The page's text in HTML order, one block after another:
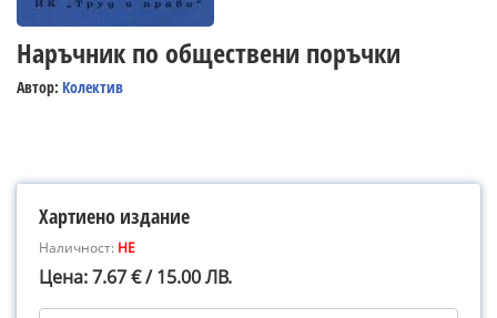
Наръчник по обществени поръчки
Автор: Колектив
Хартиено издание
Наличност: НЕ
Цена: 7.67 € / 15.00 ЛВ.